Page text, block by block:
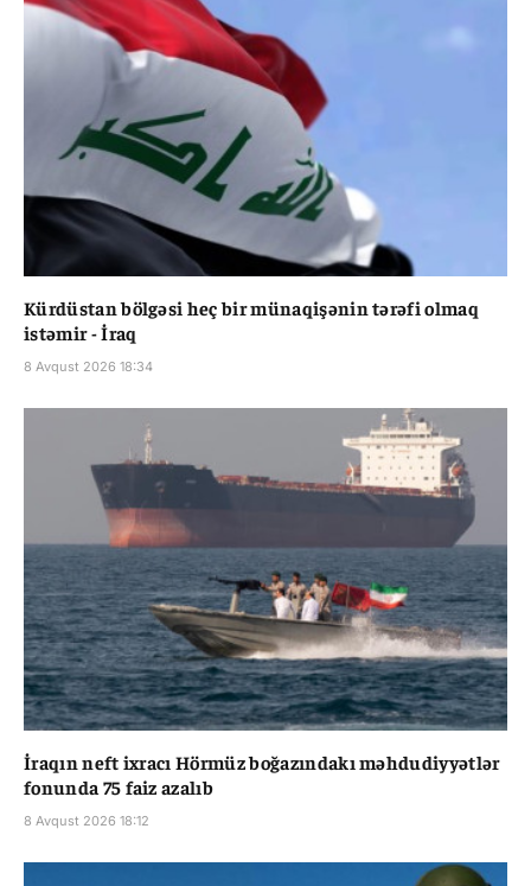
Kürdüstan bölgəsi heç bir münaqişənin tərəfi olmaq
istəmir - İraq
8 Avqust 2026 18:34
İraqın neft ixracı Hörmüz boğazındakı məhdudiyyətlər
fonunda 75 faiz azalıb
8 Avqust 2026 18:12